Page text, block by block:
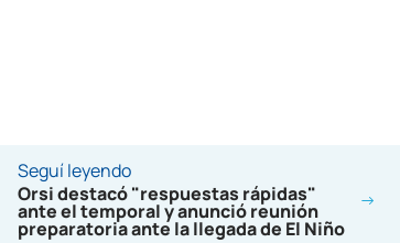
Seguí leyendo
Orsi destacó "respuestas rápidas"
ante el temporal y anunció reunión
preparatoria ante la llegada de El Niño